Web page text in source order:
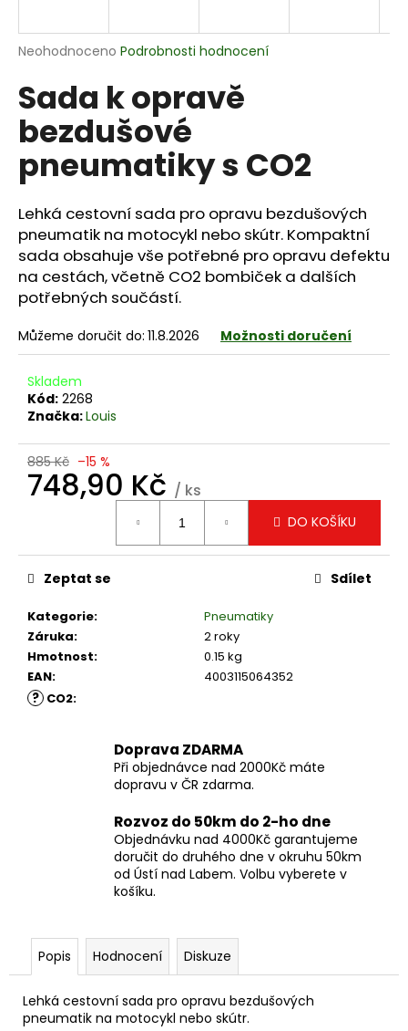
Průměrné
produktu
je
0,0
5
hvězdiček.
Neohodnoceno Podrobnosti hodnocení
Sada k opravě
bezdušové
pneumatiky s CO2
Lehká cestovní sada pro opravu bezdušových
pneumatik na motocykl nebo skútr. Kompaktní
sada obsahuje vše potřebné pro opravu defektu
na cestách, včetně CO2 bombiček a dalších
potřebných součástí.
Můžeme doručit do: 11.8.2026 Možnosti doručení
Skladem
Kód: 2268
Značka:Louis
885 Kč –15 %
748,90 Kč / ks
DO KOŠÍKU
Kategorie:
Pneumatiky
Záruka:
2 roky
Hmotnost:
0.15 kg
EAN: 4003115064352
? CO2:
Zeptat se Sdílet
Doprava ZDARMA
Při objednávce nad 2000Kč máte
dopravu v ČR zdarma.
Rozvoz do 50km do 2-ho dne
Objednávku nad 4000Kč garantujeme
doručit do druhého dne v okruhu 50km
od Ústí nad Labem. Volbu vyberete v
košíku.
Popis Hodnocení Diskuze
Lehká cestovní sada pro opravu bezdušových
pneumatik na motocykl nebo skútr.
j
t
?
HLEDAT
D
o
p
o
u
č
j
e
m
OFF
TECH
BIKE
CLEANER,
MYCÍ
PROSTŘEDEK,
1LITR